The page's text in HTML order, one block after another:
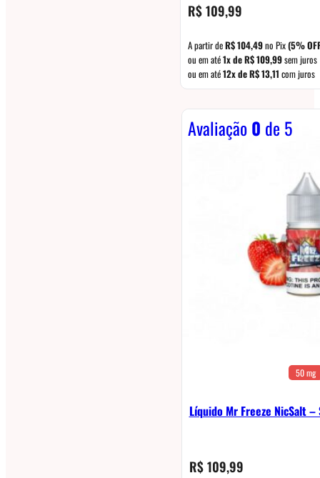
R$109,99
A partir deR$104,49no Pix(5%
ou em até1x deR$109,99sem juros
ou em até12x deR$13,11 com juros
Avaliação0 de 5
50 mg
Líquido Mr Freeze NicSalt
R$109,99